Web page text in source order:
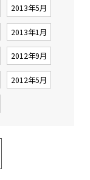
2013年5月
2013年1月
2012年9月
2012年5月